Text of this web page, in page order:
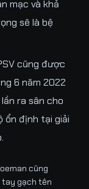
mạc và khả
sẽ là bệ
cũng được
6 năm 2022
ra sân cho
ổn định tại giải
cũng
tay gạch tên